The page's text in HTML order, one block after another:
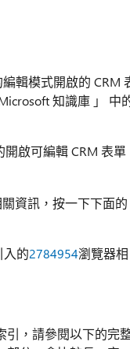
輯模式開啟的 CRM
知識庫 」 中
啟可編輯 CRM 表單
資訊，按一下下面的
入的2784954瀏覽器相
引，請參閱以下的完